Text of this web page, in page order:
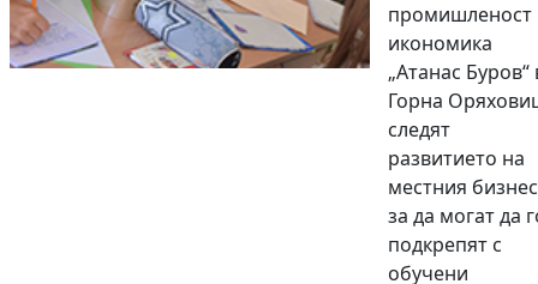
промишленост
икономика
„Атанас Буров“
Горна
следят
развитието на
местния
за да могат да
подкрепят с
обучени